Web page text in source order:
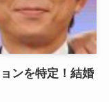
ンを特定！結婚